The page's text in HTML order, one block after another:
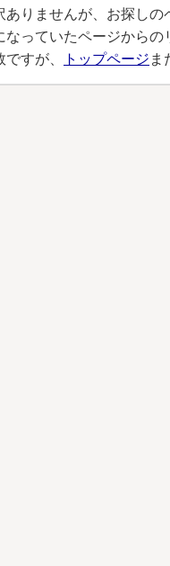
ありませんが、お探し
なっていたページから
ですが、
トップページ ま